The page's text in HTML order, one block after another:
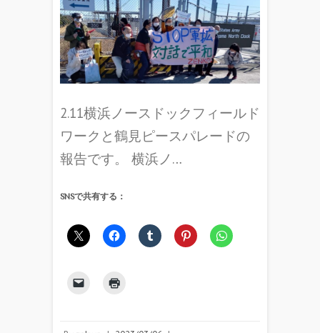
2.11横浜ノースドックフィールド
ワークと鶴見ピースパレードの
報告です。 横浜ノ…
SNSで共有する：